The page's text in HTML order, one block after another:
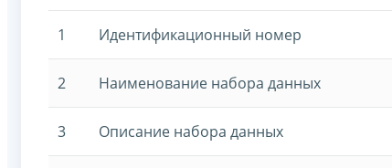
1 Идентификационный номер
2 Наименование набора данных
3 Описание набора данных